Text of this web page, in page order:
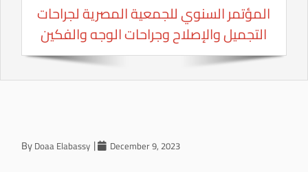
المؤتمر السنوي للجمعية المصرية لجراحات
التجميل والإصلاح وجراحات الوجه والفكين
ByDoaa Elabassy December 9, 2023